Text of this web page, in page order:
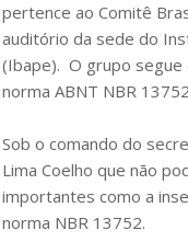
pertence ao Comitê
auditório da sede do
(Ibape). O grupo
norma ABNT NBR
Sob o comando do
Lima Coelho que não
importantes como a
norma NBR 13752.